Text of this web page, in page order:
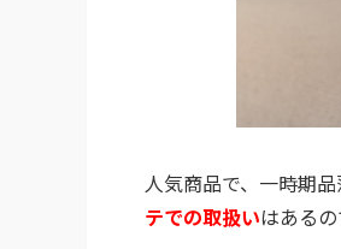
人気商品で、一時期
テでの取扱いはある